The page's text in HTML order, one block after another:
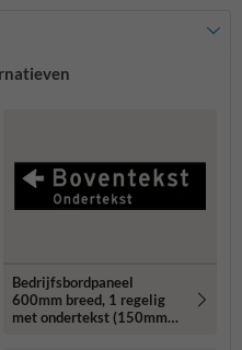
Bedrijfsbordpaneel
600mm breed, 1 regelig
met ondertekst (150mm